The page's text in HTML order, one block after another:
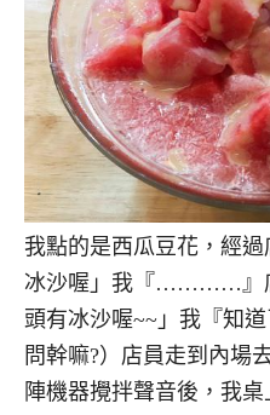
我點的是西瓜豆花，經
冰沙喔」我『…………』
頭有冰沙喔~~」我『知
問幹嘛?）店員走到內場
陣機器攪拌聲音後，我